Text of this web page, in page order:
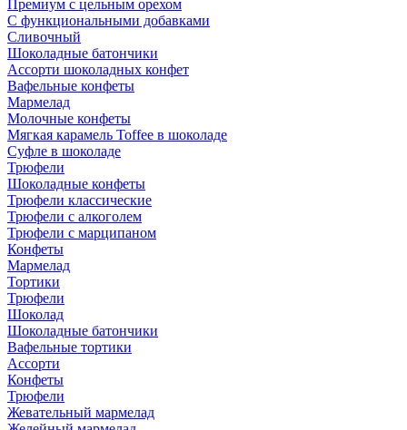
Премиум с цельным орехом
С функциональными добавками
Сливочный
Шоколадные батончики
Ассорти шоколадных конфет
Вафельные конфеты
Мармелад
Молочные конфеты
Мягкая карамель Toffee в шоколаде
Суфле в шоколаде
Трюфели
Шоколадные конфеты
Трюфели классические
Трюфели с алкоголем
Трюфели с марципаном
Конфеты
Мармелад
Тортики
Трюфели
Шоколад
Шоколадные батончики
Вафельные тортики
Ассорти
Конфеты
Трюфели
Жевательный мармелад